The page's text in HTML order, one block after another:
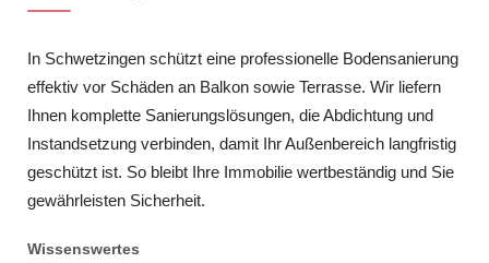
In Schwetzingen schützt eine professionelle Bodensanierung
effektiv vor Schäden an Balkon sowie Terrasse. Wir liefern
Ihnen komplette Sanierungslösungen, die Abdichtung und
Instandsetzung verbinden, damit Ihr Außenbereich langfristig
geschützt ist. So bleibt Ihre Immobilie wertbeständig und Sie
gewährleisten Sicherheit.
Wissenswertes